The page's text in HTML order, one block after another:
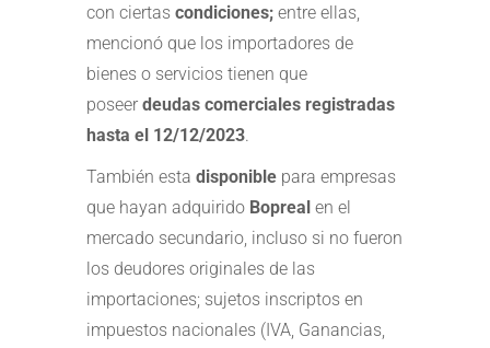
con ciertas condiciones; entre ellas,
mencionó que los importadores de
bienes o servicios tienen que
poseer deudas comerciales registradas
hasta el 12/12/2023.
También esta disponible para empresas
que hayan adquirido Bopreal en el
mercado secundario, incluso si no fueron
los deudores originales de las
importaciones; sujetos inscriptos en
impuestos nacionales (IVA, Ganancias,